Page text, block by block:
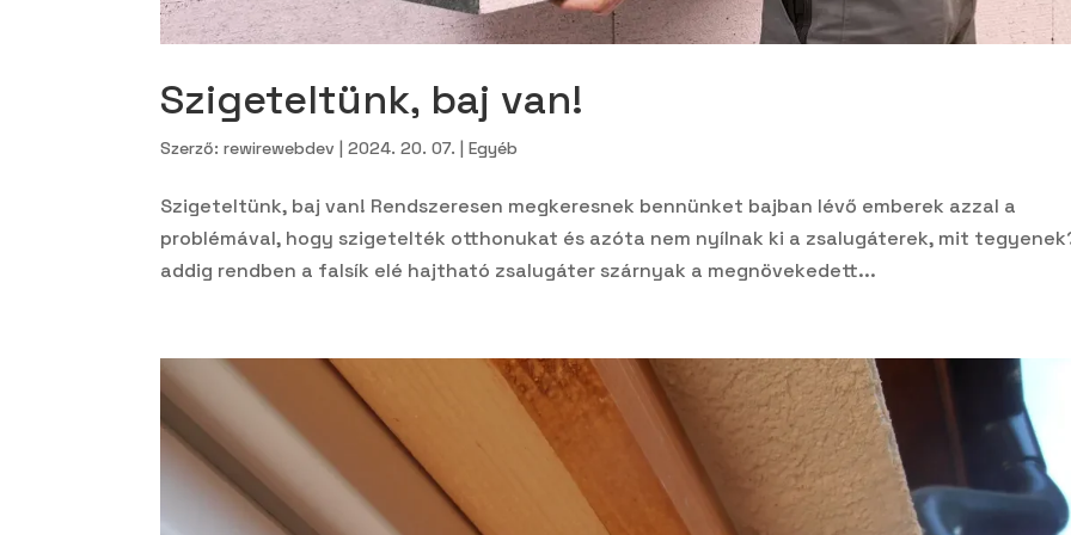
Szigeteltünk, baj van!
Szerző:rewirewebdev |2024. 20. 07. |Egyéb
Szigeteltünk, baj van! Rendszeresen megkeresnek bennünket bajban lévő emberek azzal a
problémával, hogy szigetelték otthonukat és azóta nem nyílnak ki a zsalugáterek, mit
addig rendben a falsík elé hajtható zsalugáter szárnyak a megnövekedett...